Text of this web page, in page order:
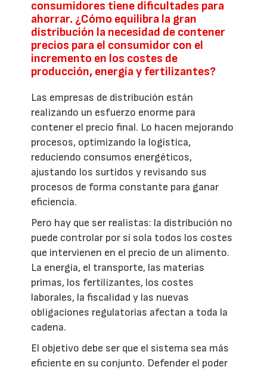
consumidores tiene dificultades para
ahorrar. ¿Cómo equilibra la gran
distribución la necesidad de contener
precios para el consumidor con el
incremento en los costes de
producción, energía y fertilizantes?
Las empresas de distribución están
realizando un esfuerzo enorme para
contener el precio final. Lo hacen mejorando
procesos, optimizando la logística,
reduciendo consumos energéticos,
ajustando los surtidos y revisando sus
procesos de forma constante para ganar
eficiencia.
Pero hay que ser realistas: la distribución no
puede controlar por sí sola todos los costes
que intervienen en el precio de un alimento.
La energía, el transporte, las materias
primas, los fertilizantes, los costes
laborales, la fiscalidad y las nuevas
obligaciones regulatorias afectan a toda la
cadena.
El objetivo debe ser que el sistema sea más
eficiente en su conjunto. Defender el poder